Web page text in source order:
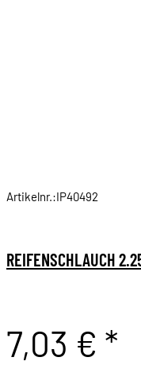
Artikelnr.:IP40492
REIFENSCHLAUCH
7,03 € *